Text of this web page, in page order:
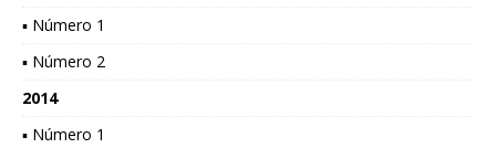
▪ Número 1
▪ Número 2
2014
▪ Número 1